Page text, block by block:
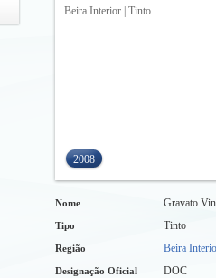
Beira Interior | Tinto
2008
Nome Gravato
Tipo Tinto
Região Beira
Designação Oficial DOC